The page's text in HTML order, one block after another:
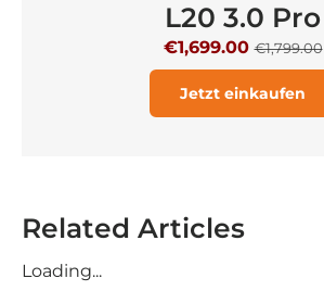
L20 3.0 Pro
€1,699.00€1,799.00
Jetzt einkaufen
Related Articles
Loading...